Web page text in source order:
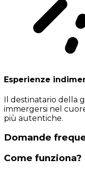
Esperienze
Il destinatario della
immergersi nel
più autentiche.
Domande
Come funziona?